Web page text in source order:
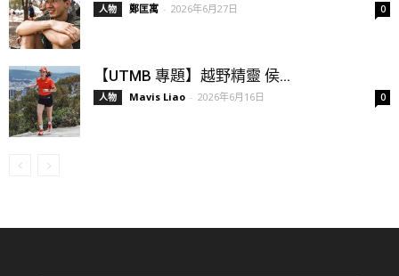
人物 鄭匡寓 - 2026年6月27日 0
【UTMB 專題】越野精靈 侯...
人物 Mavis Liao - 2026年6月16日 0